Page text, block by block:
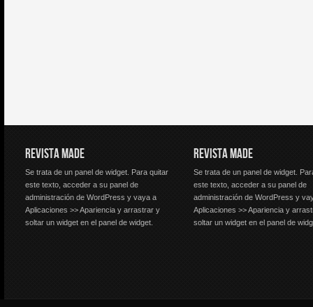
REVISTA MADE
Se trata de un panel de widget. Para quitar
este texto, acceder a su panel de
administración de WordPress y vaya a
Aplicaciones >> Apariencia y arrastrar y
soltar un widget en el panel de widget.
REVISTA MADE
Se trata de un panel de widget.
este texto, acceder a su panel de
administración de WordPress y
Aplicaciones >> Apariencia y
soltar un widget en el panel de